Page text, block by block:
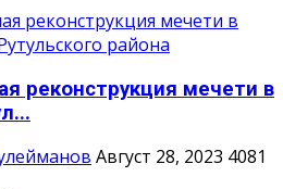
реконструкция мечети в
Август 28, 2023 4081